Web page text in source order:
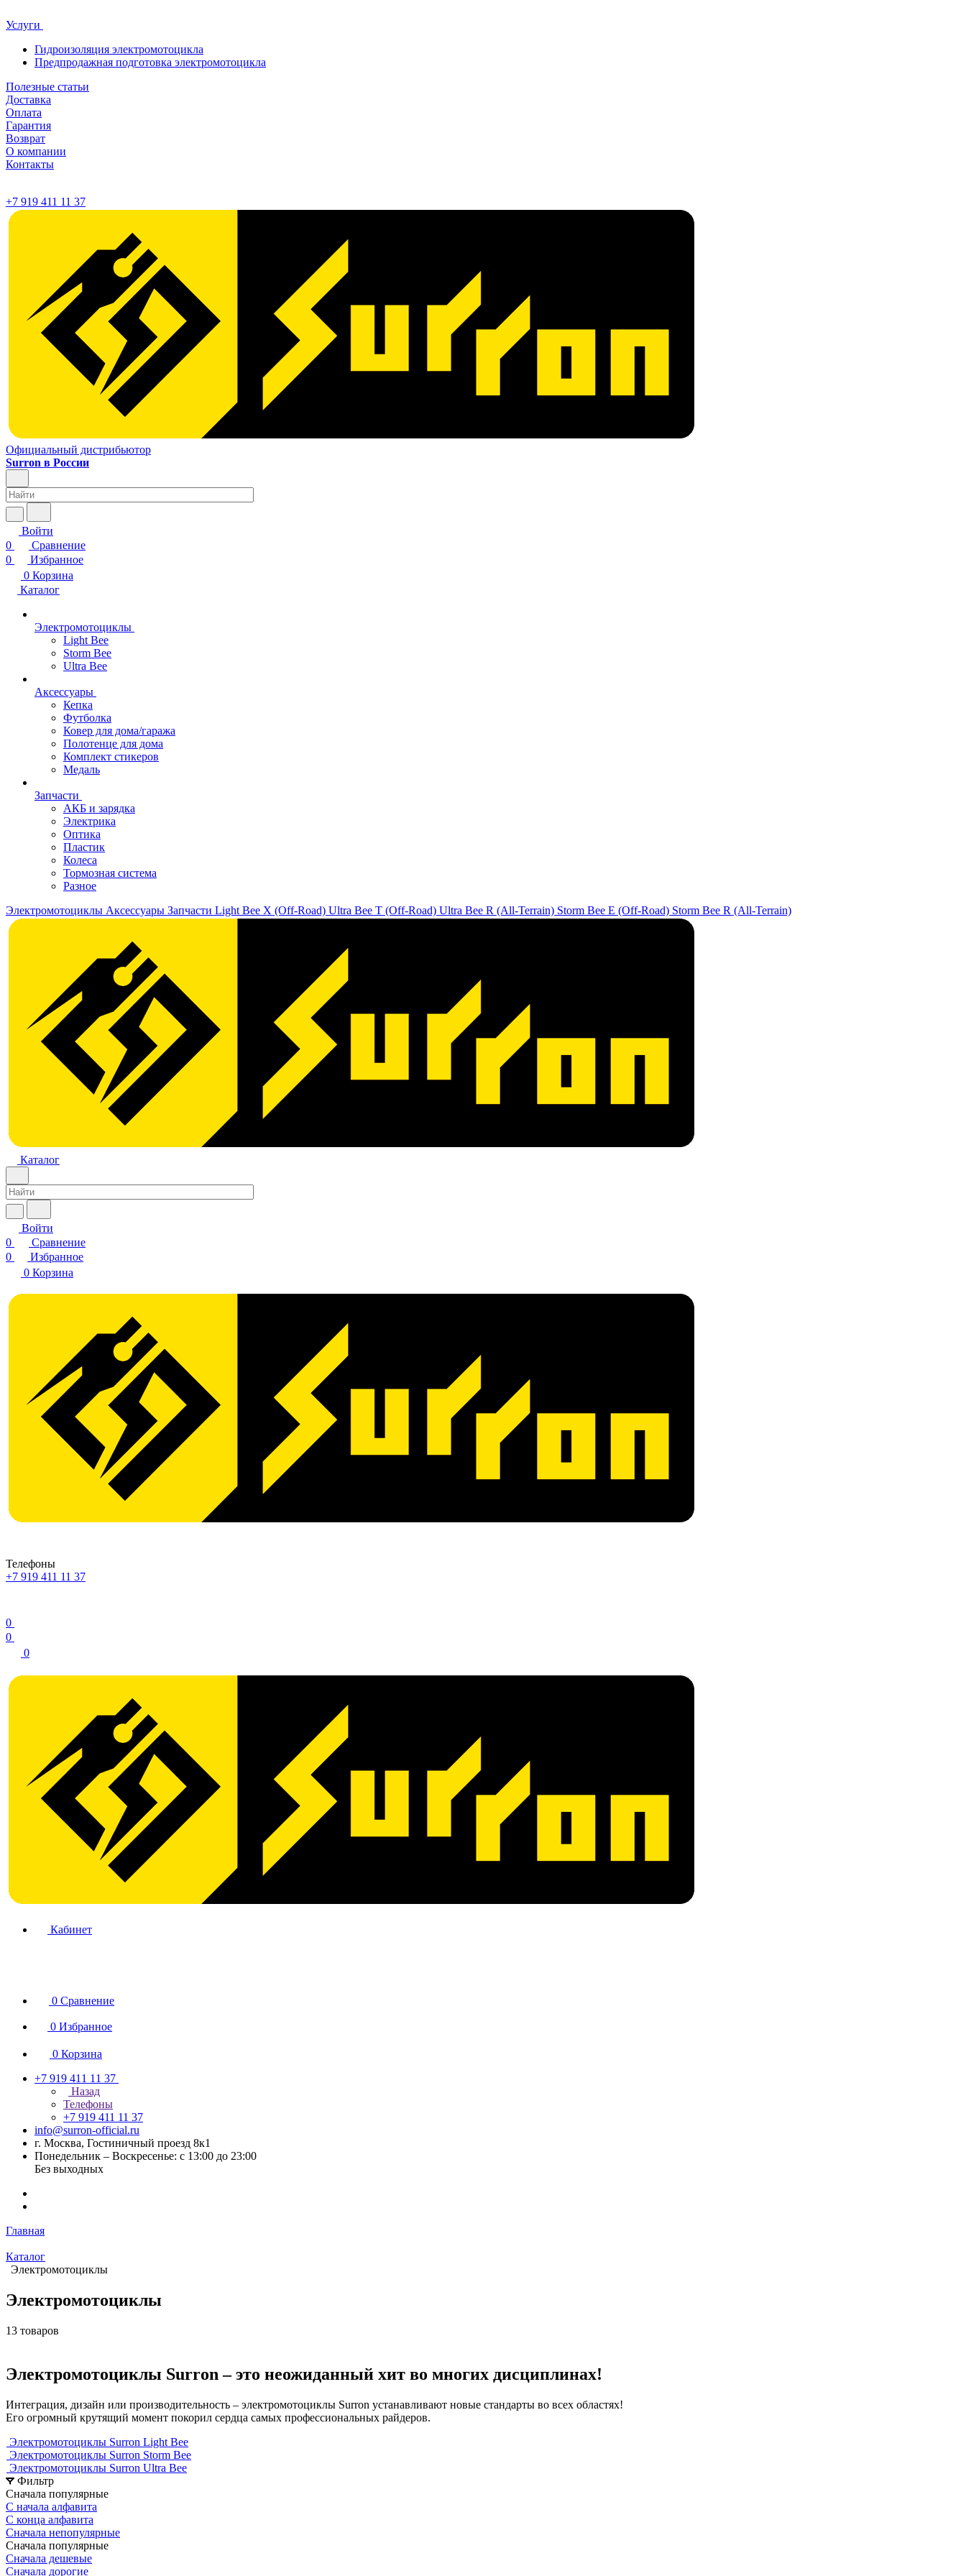
Услуги
Гидроизоляция электромотоцикла
Предпродажная подготовка электромотоцикла
Полезные статьи
Доставка
Оплата
Гарантия
Возврат
О компании
Контакты
+7 919 411 11 37
Официальный дистрибьютор
Surron в России
Войти
0
Сравнение
0
Избранное
0 Корзина
Каталог
Электромотоциклы
Light Bee
Storm Bee
Ultra Bee
Аксессуары
Кепка
Футболка
Ковер для дома/гаража
Полотенце для дома
Комплект стикеров
Медаль
Запчасти
АКБ и зарядка
Электрика
Оптика
Пластик
Колеса
Тормозная система
Разное
Электромотоциклы Аксессуары Запчасти Light Bee X (Off-Road) Ultra Bee T (Off-Road) Ultra Bee R (All-Terrain) Storm Bee E (Off-Road) Storm Bee R (All-Terrain)
Каталог
Войти
0
Сравнение
0
Избранное
0 Корзина
Телефоны
+7 919 411 11 37
0
0
0
Кабинет
0 Сравнение
0 Избранное
0 Корзина
+7 919 411 11 37
Назад
Телефоны
+7 919 411 11 37
info@surron-official.ru
г. Москва, Гостиничный проезд 8к1
Понедельник – Воскресенье: с 13:00 до 23:00
Без выходных
Главная
Каталог
Электромотоциклы
Электромотоциклы
13 товаров
Электромотоциклы Surron – это неожиданный хит во многих дисциплинах!
Интеграция, дизайн или производительность – электромотоциклы Surron устанавливают новые стандарты во всех областях!
Его огромный крутящий момент покорил сердца самых профессиональных райдеров.
Электромотоциклы Surron Light Bee
Электромотоциклы Surron Storm Bee
Электромотоциклы Surron Ultra Bee
Фильтр
Сначала популярные
С начала алфавита
С конца алфавита
Сначала непопулярные
Сначала популярные
Сначала дешевые
Сначала дорогие